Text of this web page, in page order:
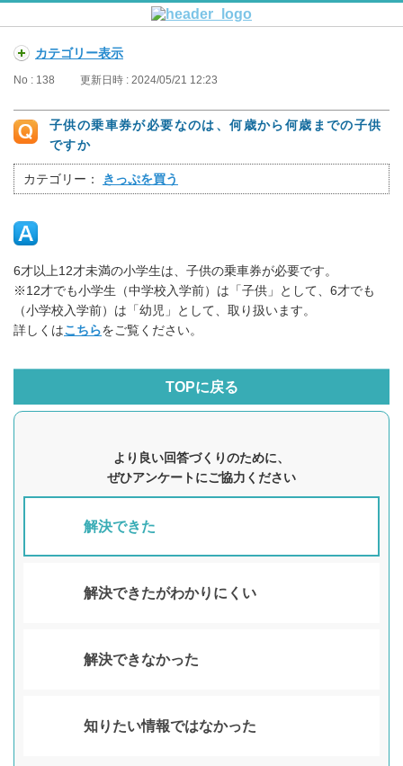
カテゴリー表示
No : 138 更新日時 : 2024/05/21 12:23
子供の乗車券が必要なのは、何歳から何歳までの子供
ですか
カテゴリー： きっぷを買う
6才以上12才未満の小学生は、子供の乗車券が必要です。
※12才でも小学生（中学校入学前）は「子供」として、6才でも
（小学校入学前）は「幼児」として、取り扱います。
詳しくはこちらをご覧ください。
TOPに戻る
より良い回答づくりのために、
ぜひアンケートにご協力ください
解決できた
解決できたがわかりにくい
解決できなかった
知りたい情報ではなかった